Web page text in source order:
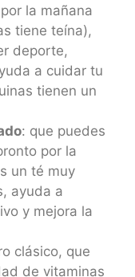
la mañana
tiene teína),
deporte,
a cuidar tu
tienen un
: que puedes
por la
un té muy
ayuda a
y mejora la
clásico, que
de vitaminas